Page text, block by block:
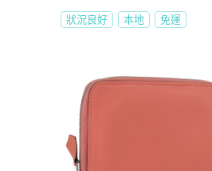
狀況良好 本地 免運